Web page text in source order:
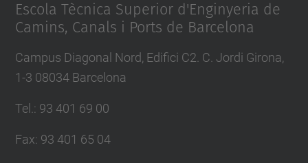
Escola Tècnica Superior d'Enginyeria de
Camins, Canals i Ports de Barcelona
Campus Diagonal Nord, Edifici C2. C. Jordi Girona,
1-3 08034 Barcelona
Tel.: 93 401 69 00
Fax: 93 401 65 04